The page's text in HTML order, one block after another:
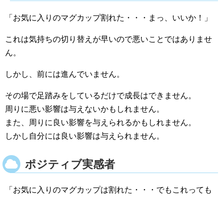
「お気に入りのマグカップ割れた・・・まっ、いいか！」
これは気持ちの切り替えが早いので悪いことではありませ
ん。
しかし、前には進んでいません。
その場で足踏みをしているだけで成長はできません。
周りに悪い影響は与えないかもしれません。
また、周りに良い影響を与えられるかもしれません。
しかし自分には良い影響は与えられません。
ポジティブ実感者
「お気に入りのマグカップは割れた・・・でもこれっても